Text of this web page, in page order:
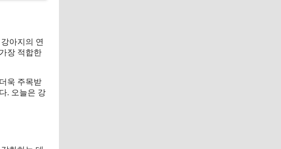
아지의 연
장 적합한
욱 주목받
. 오늘은 강